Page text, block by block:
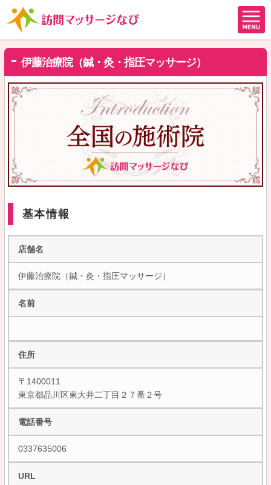
伊藤治療院（鍼・灸・指圧マッサージ）
基本情報
店舗名
伊藤治療院（鍼・灸・指圧マッサージ）
名前
住所
〒1400011
東京都品川区東大井二丁目２７番２号
電話番号
0337635006
URL